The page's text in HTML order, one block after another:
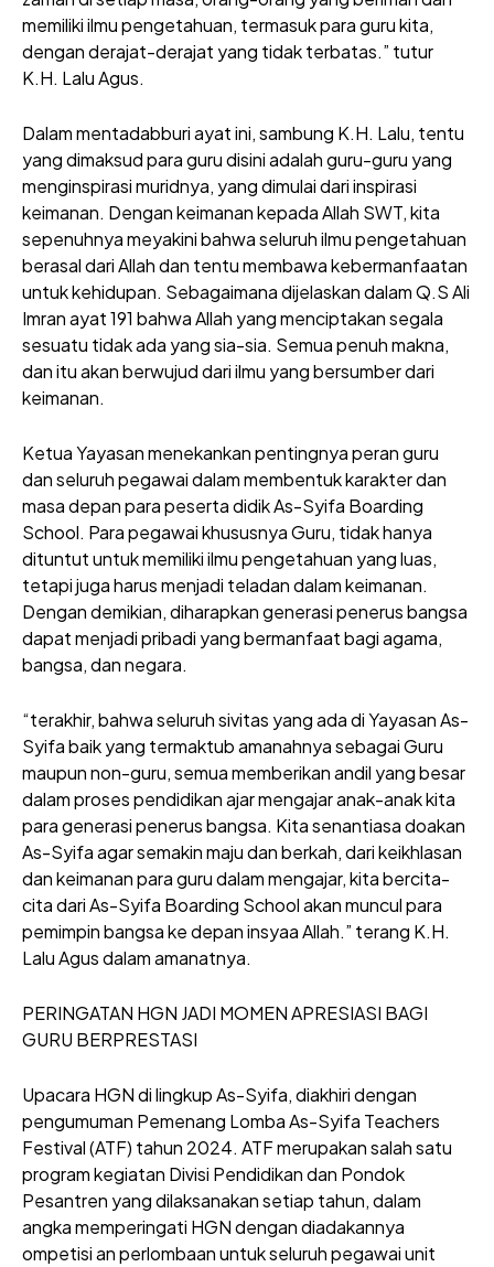
memiliki ilmu pengetahuan, termasuk para guru kita,
dengan derajat-derajat yang tidak terbatas.” tutur
K.H. Lalu Agus.
Dalam mentadabburi ayat ini, sambung K.H. Lalu, tentu
yang dimaksud para guru disini adalah guru-guru yang
menginspirasi muridnya, yang dimulai dari inspirasi
keimanan. Dengan keimanan kepada Allah SWT, kita
sepenuhnya meyakini bahwa seluruh ilmu pengetahuan
berasal dari Allah dan tentu membawa kebermanfaatan
untuk kehidupan. Sebagaimana dijelaskan dalam Q.S Ali
Imran ayat 191 bahwa Allah yang menciptakan segala
sesuatu tidak ada yang sia-sia. Semua penuh makna,
dan itu akan berwujud dari ilmu yang bersumber dari
keimanan.
Ketua Yayasan menekankan pentingnya peran guru
dan seluruh pegawai dalam membentuk karakter dan
masa depan para peserta didik As-Syifa Boarding
School. Para pegawai khususnya Guru, tidak hanya
dituntut untuk memiliki ilmu pengetahuan yang luas,
tetapi juga harus menjadi teladan dalam keimanan.
Dengan demikian, diharapkan generasi penerus bangsa
dapat menjadi pribadi yang bermanfaat bagi agama,
bangsa, dan negara.
“terakhir, bahwa seluruh sivitas yang ada di Yayasan As-
Syifa baik yang termaktub amanahnya sebagai Guru
maupun non-guru, semua memberikan andil yang besar
dalam proses pendidikan ajar mengajar anak-anak kita
para generasi penerus bangsa. Kita senantiasa doakan
As-Syifa agar semakin maju dan berkah, dari keikhlasan
dan keimanan para guru dalam mengajar, kita bercita-
cita dari As-Syifa Boarding School akan muncul para
pemimpin bangsa ke depan insyaa Allah.” terang K.H.
Lalu Agus dalam amanatnya.
PERINGATAN HGN JADI MOMEN APRESIASI BAGI
GURU BERPRESTASI
Upacara HGN di lingkup As-Syifa, diakhiri dengan
pengumuman Pemenang Lomba As-Syifa Teachers
Festival (ATF) tahun 2024. ATF merupakan salah satu
program kegiatan Divisi Pendidikan dan Pondok
Pesantren yang dilaksanakan setiap tahun, dalam
angka memperingati HGN dengan diadakannya
ompetisi an perlombaan untuk seluruh pegawai unit